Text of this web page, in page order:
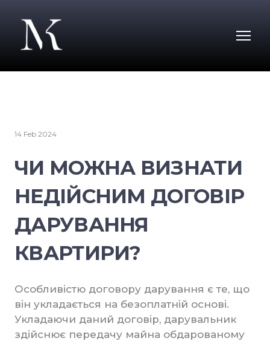
14 Feb 2024
ЧИ МОЖНА ВИЗНАТИ
НЕДІЙСНИМ ДОГОВІР
ДАРУВАННЯ
КВАРТИРИ?
Особливістю договору дарування є те, що
він укладається на безоплатній основі.
Укладаючи даний договір, дарувальник
здійснює передачу майна обдарованому